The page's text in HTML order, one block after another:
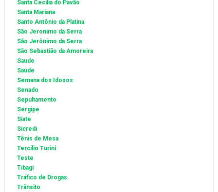
Santa Cecília do Pavão
Santa Mariana
Santo Antônio da Platina
São Jeronimo da Serra
São Jerônimo da Serra
São Sebastião da Amoreira
Saude
Saúde
Semana dos Idosos
Senado
Sepultamento
Sergipe
Siate
Sicredi
Tênis de Mesa
Tercilio Turini
Teste
Tibagi
Tráfico de Drogas
Trânsito